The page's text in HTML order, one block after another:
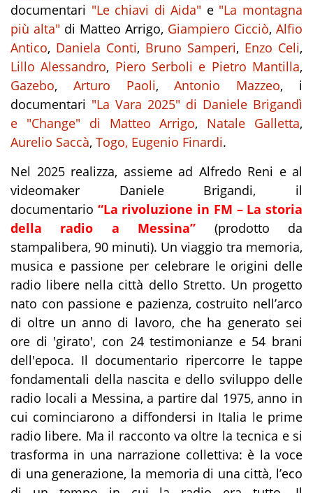
documentari "Le chiavi di Aida" e "La montagna
più alta" di Matteo Arrigo, Giampiero Cicciò, Alfio
Antico, Daniela Conti, Bruno Samperi, Enzo Celi,
Lillo Alessandro, Piero Serboli e Pietro Mantilla,
Gazebo, Arturo Paoli,Antonio Mazzeo, i
documentari "La Vara 2025" di Daniele Brigandì
e "Change" di Matteo Arrigo, Natale Galletta,
Aurelio Saccà, Togo, Eugenio Finardi.
Nel 2025 realizza, assieme ad Alfredo Reni e al
videomaker Daniele Brigandi, il
documentario “La rivoluzione in FM – La storia
della radio a Messina” (prodotto da
stampalibera, 90 minuti). Un viaggio tra memoria,
musica e passione per celebrare le origini delle
radio libere nella città dello Stretto. Un progetto
nato con passione e pazienza, costruito nell’arco
di oltre un anno di lavoro, che ha generato sei
ore di 'girato', con 24 testimonianze e 54 brani
dell'epoca. Il documentario ripercorre le tappe
fondamentali della nascita e dello sviluppo delle
radio locali a Messina, a partire dal 1975, anno in
cui cominciarono a diffondersi in Italia le prime
radio libere. Ma il racconto va oltre la tecnica e si
trasforma in una narrazione collettiva: è la voce
di una generazione, la memoria di una città, l’eco